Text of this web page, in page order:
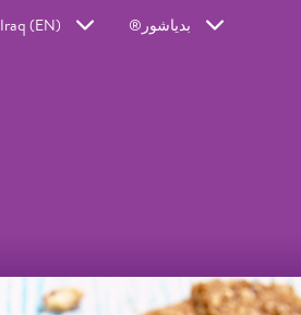
بدياشور® Iraq (EN)